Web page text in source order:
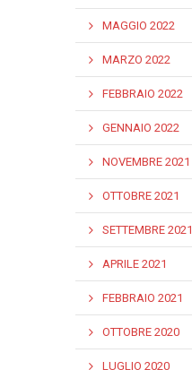
MAGGIO 2022
MARZO 2022
FEBBRAIO 2022
GENNAIO 2022
NOVEMBRE 2021
OTTOBRE 2021
SETTEMBRE 2021
APRILE 2021
FEBBRAIO 2021
OTTOBRE 2020
LUGLIO 2020